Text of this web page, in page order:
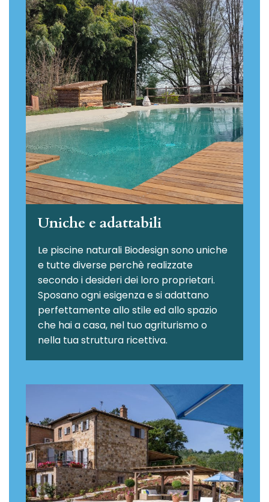
Uniche e adattabili
Le piscine naturali Biodesignsono uniche
e tutte diverse perchè realizzate
secondo i desideri dei loro proprietari.
Sposano ogni esigenza e si adattano
perfettamente allo stile ed allo spazio
che hai a casa, nel tuo agriturismo o
nella tua struttura ricettiva.